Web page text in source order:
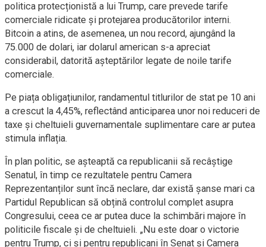
politica protecționistă a lui Trump, care prevede tarife
comerciale ridicate și protejarea producătorilor interni.
Bitcoin a atins, de asemenea, un nou record, ajungând la
75.000 de dolari, iar dolarul american s-a apreciat
considerabil, datorită așteptărilor legate de noile tarife
comerciale.
Pe piața obligațiunilor, randamentul titlurilor de stat pe 10 ani
a crescut la 4,45%, reflectând anticiparea unor noi reduceri de
taxe și cheltuieli guvernamentale suplimentare care ar putea
stimula inflația.
În plan politic, se așteaptă ca republicanii să recâștige
Senatul, în timp ce rezultatele pentru Camera
Reprezentanților sunt încă neclare, dar există șanse mari ca
Partidul Republican să obțină controlul complet asupra
Congresului, ceea ce ar putea duce la schimbări majore în
politicile fiscale și de cheltuieli. „Nu este doar o victorie
pentru Trump, ci și pentru republicani în Senat și Camera